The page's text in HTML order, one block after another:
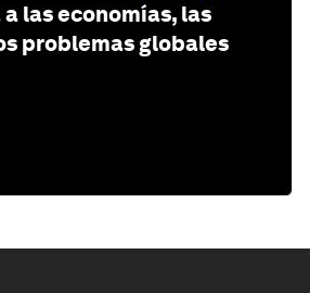
las economías, las
problemas globales